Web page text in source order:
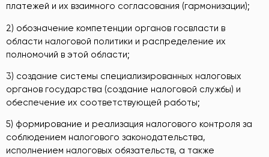
платежей и их взаимного согласования (гармонизации);
2) обозначение компетенции органов госвласти в
области налоговой политики и распределение их
полномочий в этой области;
3) создание системы специализированных налоговых
органов государства (создание налоговой службы) и
обеспечение их соответствующей работы;
5) формирование и реализация налогового контроля за
соблюдением налогового законодательства,
исполнением налоговых обязательств, а также